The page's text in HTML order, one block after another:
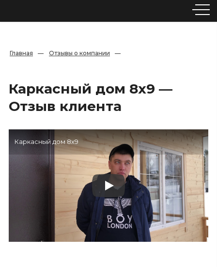
Главная — Отзывы о компании —
Каркасный дом 8х9 —
Отзыв клиента
Каркасный дом 8х9